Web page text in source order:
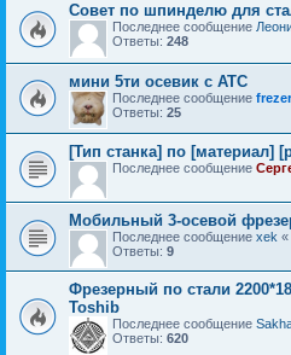
Совет по шпинделю для
Последнее сообщение
Ответы: 248
мини 5ти осевик с ATC
Последнее сообщение
Ответы: 25
[Тип станка] по [материал]
Последнее сообщение
Мобильный 3-осевой
Последнее сообщение xek «
Ответы: 9
Фрезерный по стали
Toshib
Последнее сообщение
Ответы: 620